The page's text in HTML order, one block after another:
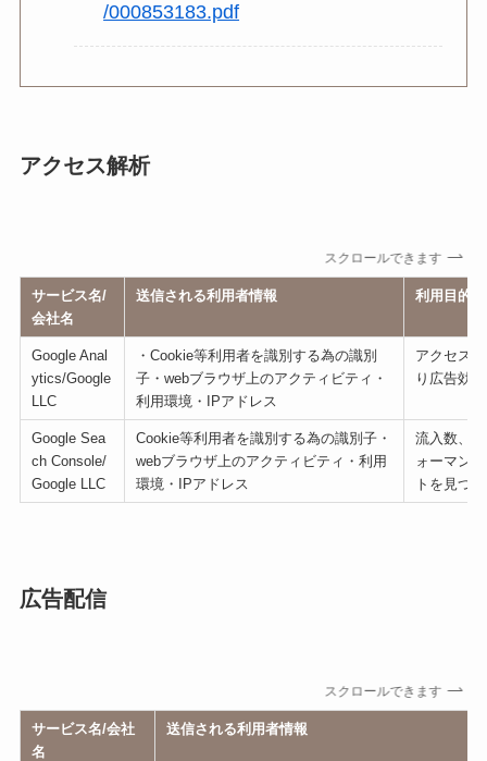
/000853183.pdf
アクセス解析
スクロールできます
サービス名/
会社名
送信される利用者情報 利用目的
Google Anal
ytics/Google
LLC
・Cookie等利用者を識別する為の識別
子・webブラウザ上のアクティビティ・
利用環境・IPアドレス
アクセス
り広告効
Google Sea
ch Console/
Google LLC
Cookie等利用者を識別する為の識別子・
webブラウザ上のアクティビティ・利用
環境・IPアドレス
流入数、
ォーマン
トを見つ
広告配信
スクロールできます
サービス名/会社
名
送信される利用者情報